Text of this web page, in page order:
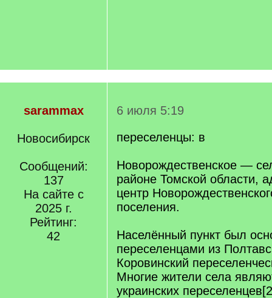
sarammax
Новосибирск
Сообщений:
137
На сайте с
2025 г.
Рейтинг:
42
6 июля 5:19
переселенцы: в
Новорождественское —
районе Томской области,
центр
поселения.
Населённый пункт был
переселенцами из
Коровинский
Многие жители села
украинских